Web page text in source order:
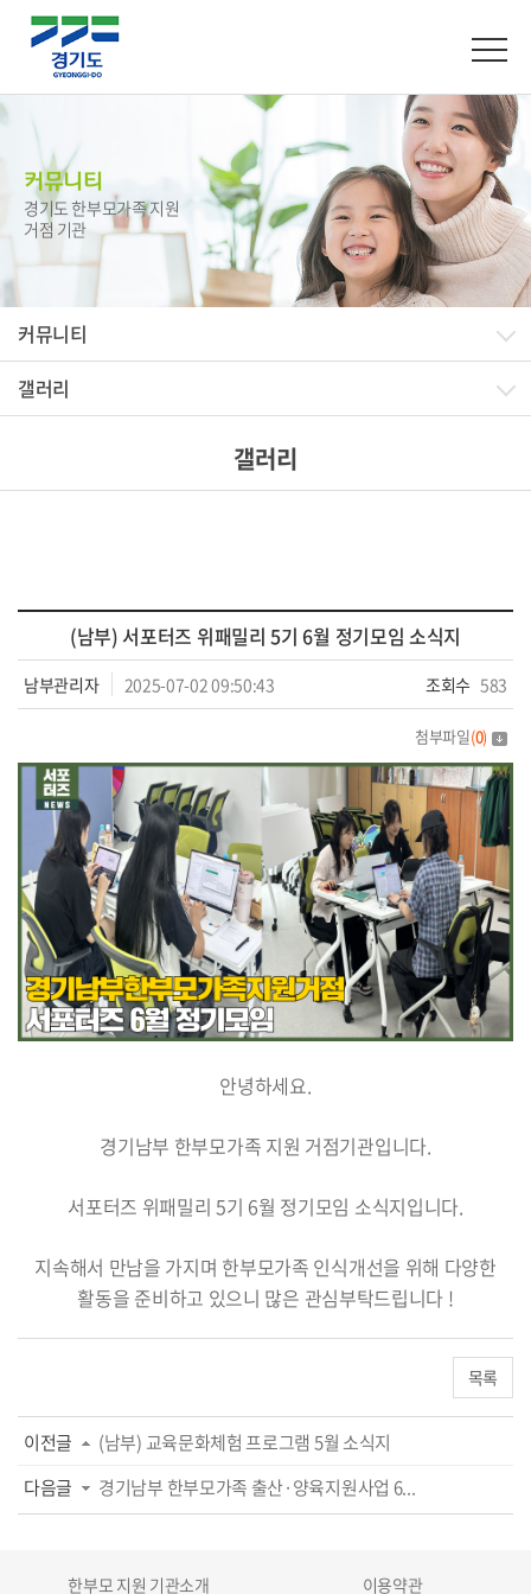
커뮤니티
경기도 한부모가족 지원
거점 기관
커뮤니티
갤러리
갤러리
(남부) 서포터즈 위패밀리 5기 6월 정기모임 소식지
남부관리자 2025-07-02 09:50:43 조회수 583
첨부파일(0)
안녕하세요.
경기남부 한부모가족 지원 거점기관입니다.
서포터즈 위패밀리 5기 6월 정기모임 소식지입니다.
지속해서 만남을 가지며 한부모가족 인식개선을 위해 다양한
활동을 준비하고 있으니 많은 관심부탁드립니다 !
목록
이전글
(남부) 교육문화체험 프로그램 5월 소식지
다음글
경기남부 한부모가족 출산·양육지원사업 6...
한부모 지원 기관소개 이용약관